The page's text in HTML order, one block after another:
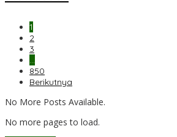
1
2
3
…
850
Berikutnya
No More Posts Available.
No more pages to load.